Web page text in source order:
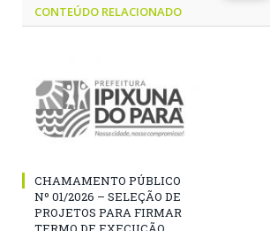
CONTEÚDO RELACIONADO
CHAMAMENTO PÚBLICO
Nº 01/2026 – SELEÇÃO DE
PROJETOS PARA FIRMAR